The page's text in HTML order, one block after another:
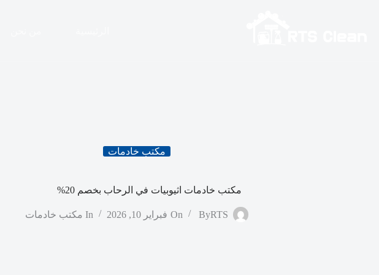
مكتب خادمات
مكتب خادمات اثيوبيات في الرحاب بخصم 20%
ByRTS
On فبراير 10, 2026 In مكتب خادمات